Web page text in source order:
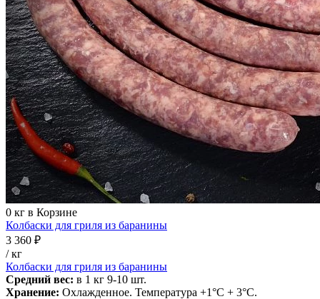
0 кг в Корзине
Колбаски для гриля из баранины
3 360 ₽
/ кг
Колбаски для гриля из баранины
Средний вес: в 1 кг 9-10 шт.
Хранение: Охлажденное. Температура +1°С + 3°С.